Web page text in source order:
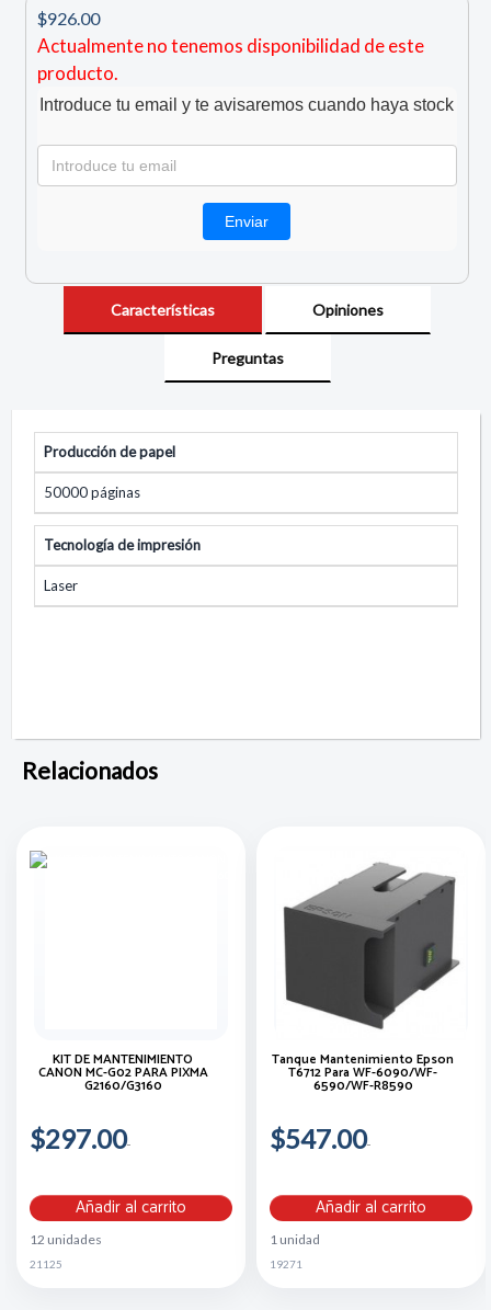
$926.00
Actualmente no tenemos disponibilidad de este
producto.
Introduce tu email y te avisaremos cuando haya stock
Características Opiniones
Preguntas
Producción de papel
50000 páginas
Tecnología de impresión
Laser
Relacionados
KIT DE MANTENIMIENTO
CANON MC-G02 PARA PIXMA
G2160/G3160
$297.00
Añadir al carrito
12 unidades
21125
Tanque Mantenimiento Epson
T6712 Para WF-6090/WF-
6590/WF-R8590
$547.00
Añadir al carrito
1 unidad
19271